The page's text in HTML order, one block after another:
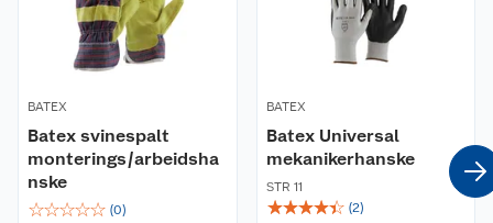
BATEX
Batex svinespalt
monterings/arbeidsha
nske
☆☆☆☆☆ (0)
BATEX
Batex Universal
mekanikerhanske
STR 11
☆☆☆☆☆ (2)